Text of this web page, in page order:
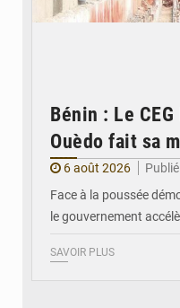
Bénin : Le
Ouèdo fait sa
6 août 2026
Face à la poussée
le gouvernement
SAVOIR PLUS
© Ministère du Cadre de Vie et des